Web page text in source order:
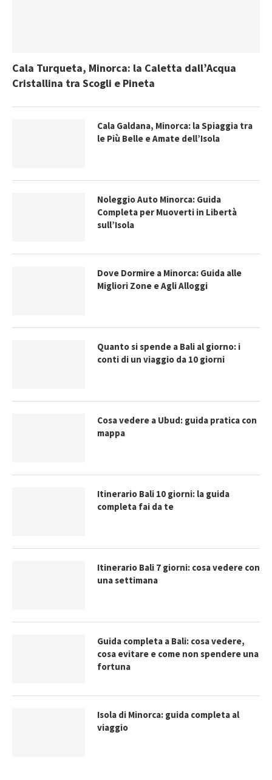
Cala Turqueta, Minorca: la Caletta dall’Acqua
Cristallina tra Scogli e Pineta
Cala Galdana, Minorca: la Spiaggia tra
le Più Belle e Amate dell’Isola
Noleggio Auto Minorca: Guida
Completa per Muoverti in Libertà
sull’Isola
Dove Dormire a Minorca: Guida alle
Migliori Zone e Agli Alloggi
Quanto si spende a Bali al giorno: i
conti di un viaggio da 10 giorni
Cosa vedere a Ubud: guida pratica con
mappa
Itinerario Bali 10 giorni: la guida
completa fai da te
Itinerario Bali 7 giorni: cosa vedere con
una settimana
Guida completa a Bali: cosa vedere,
cosa evitare e come non spendere una
fortuna
Isola di Minorca: guida completa al
viaggio